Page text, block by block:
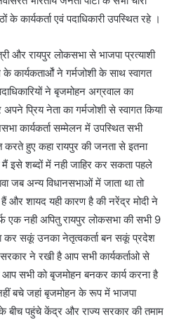
के कार्यकर्ता एवं पदाधिकारी उपस्थित रहे ।
और रायपुर लोकसभा से भाजपा प्रत्याशी
ने गर्मजोशी के साथ स्वागत
ने बृजमोहन अग्रवाल का
प्रिय नेता का गर्मजोशी से स्वागत किया
कार्यकर्ता सम्मेलन में उपस्थित सभी
करते हुए कहा रायपुर की जनता से इतना
इसे शब्दों में नही जाहिर कर सकता पहले
जब अन्य विधानसभाओं में जाता था तो
और शायद यही कारण है की नरेंद्र मोदी ने
एक नही अपितु रायपुर लोकसभा की सभी 9
कर सकूं उनका नेतृत्वकर्ता बन सकूं प्रदेश
ने रखी है आप सभी कार्यकर्ताओ से
आप सभी को बृजमोहन बनकर कार्य करना है
बचे जहां बृजमोहन के रूप में भाजपा
बीच पहुंचे केंद्र और राज्य सरकार की तमाम